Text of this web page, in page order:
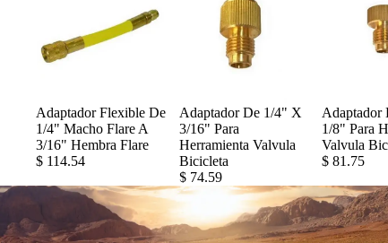
Adaptador Flexible De
1/4" Macho Flare A
3/16" Hembra Flare
$ 114.54
Adaptador De 1/4" X
3/16" Para
Herramienta Valvula
Bicicleta
$ 74.59
Adaptador
1/8" Para
Valvula
$ 81.75